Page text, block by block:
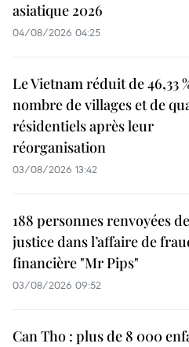
asiatique 2026
04/08/2026 04:25
Le Vietnam réduit de 46,33
nombre de villages et de
résidentiels après leur
réorganisation
03/08/2026 13:42
188 personnes renvoyées
justice dans l’affaire de
financière "Mr Pips"
03/08/2026 09:52
Can Tho : plus de 8 000